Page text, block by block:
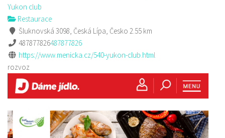
Yukon club
Restaurace
Šluknovská 3098, Česká Lípa, Česko 2.55 km
487877826487877826
https://www.menicka.cz/540-yukon-club.html
rozvoz